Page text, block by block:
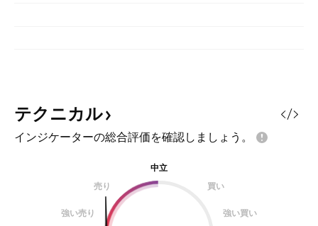
テクニカル
インジケーターの総合評価を確認しましょう。
中立
売り
買い
強い売り 強い買い